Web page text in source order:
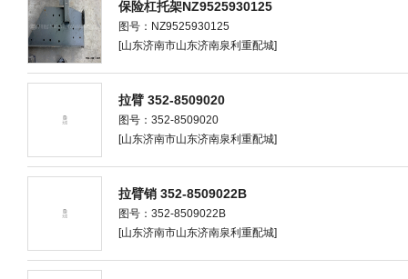
保险杠托架NZ9525930125
图号：NZ9525930125
[山东济南市山东济南泉利重配城]
拉臂 352-8509020
图号：352-8509020
[山东济南市山东济南泉利重配城]
拉臂销 352-8509022B
图号：352-8509022B
[山东济南市山东济南泉利重配城]